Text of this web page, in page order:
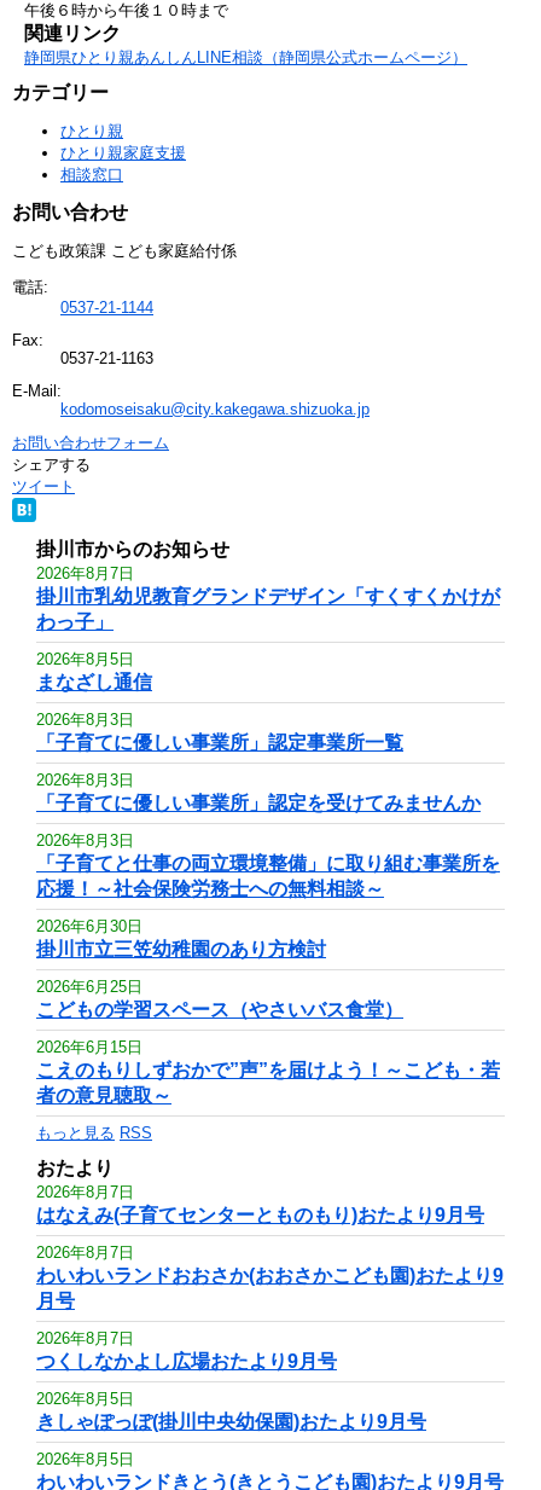
午後６時から午後１０時まで
関連リンク
静岡県ひとり親あんしんLINE相談（静岡県公式ホームページ）
カテゴリー
ひとり親
ひとり親家庭支援
相談窓口
お問い合わせ
こども政策課 こども家庭給付係
電話:
0537-21-1144
Fax:
0537-21-1163
E-Mail:
kodomoseisaku@city.kakegawa.shizuoka.jp
お問い合わせフォーム
シェアする
ツイート
掛川市からのお知らせ
2026年8月7日
掛川市乳幼児教育グランドデザイン「すくすくかけが
わっ子」
2026年8月5日
まなざし通信
2026年8月3日
「子育てに優しい事業所」認定事業所一覧
2026年8月3日
「子育てに優しい事業所」認定を受けてみませんか
2026年8月3日
「子育てと仕事の両立環境整備」に取り組む事業所を
応援！～社会保険労務士への無料相談～
2026年6月30日
掛川市立三笠幼稚園のあり方検討
2026年6月25日
こどもの学習スペース（やさいバス食堂）
2026年6月15日
こえのもりしずおかで”声”を届けよう！～こども・若
者の意見聴取～
もっと見る RSS
おたより
2026年8月7日
はなえみ(子育てセンターとものもり)おたより9月号
2026年8月7日
わいわいランドおおさか(おおさかこども園)おたより9
月号
2026年8月7日
つくしなかよし広場おたより9月号
2026年8月5日
きしゃぽっぽ(掛川中央幼保園)おたより9月号
2026年8月5日
わいわいランドきとう(きとうこども園)おたより9月号